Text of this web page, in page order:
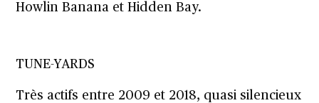
Howlin Banana et Hidden Bay.
TUNE-YARDS
Très actifs entre 2009 et 2018, quasi silencieux